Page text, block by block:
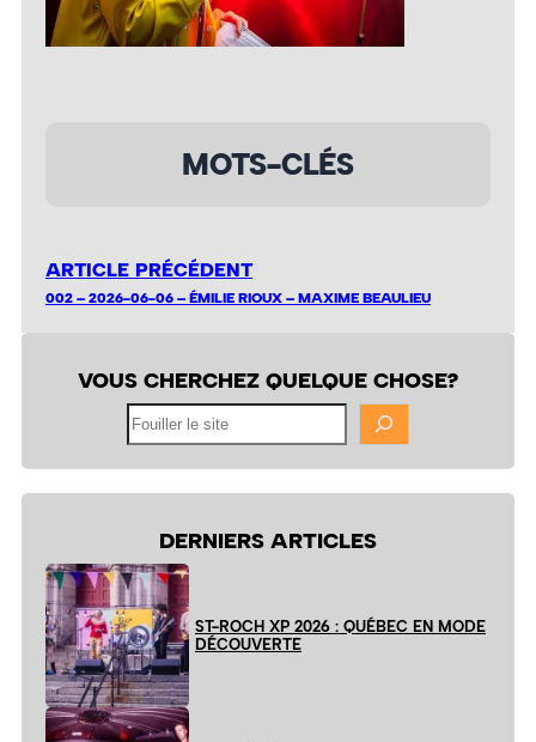
MOTS-CLÉS
ARTICLE PRÉCÉDENT
002 – 2026-06-06 – ÉMILIE RIOUX – MAXIME BEAULIEU
VOUS CHERCHEZ QUELQUE CHOSE?
DERNIERS ARTICLES
ST-ROCH XP 2026 : QUÉBEC EN MODE
DÉCOUVERTE